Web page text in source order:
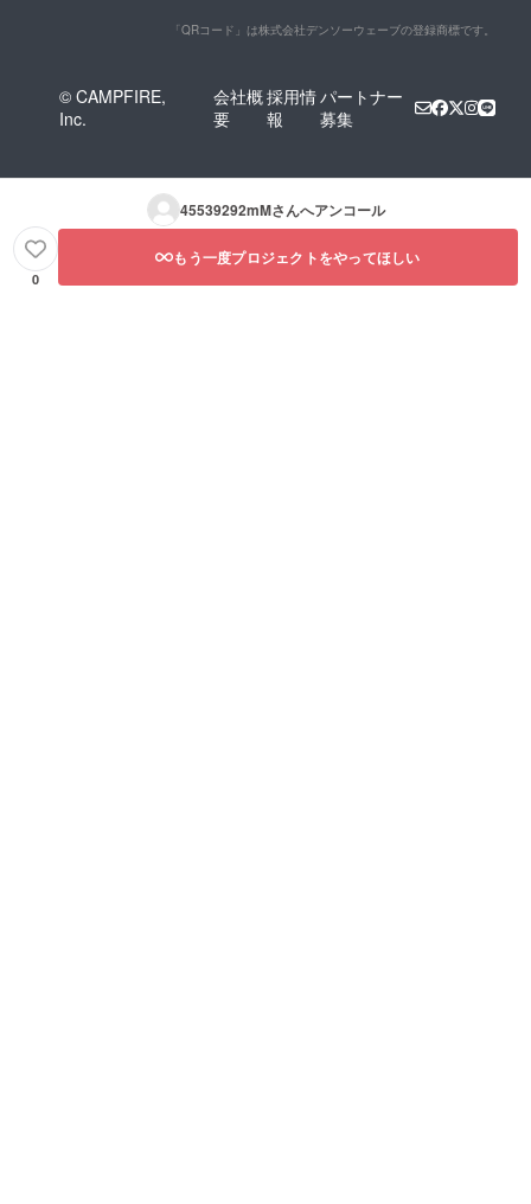
「QRコード」は株式会社デンソーウェーブの登録商標です。
© CAMPFIRE,
Inc.
会社概
要
採用情
報
パートナー
募集
45539292mMさんへアンコール
0
もう一度プロジェクトをやってほしい